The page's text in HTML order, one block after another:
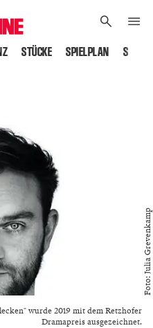
STÜCKE SPIELPLAN
wurde 2019 mit dem Retzhofer
Dramapreis ausgezeichnet.
Foto: Julia Grevenkamp